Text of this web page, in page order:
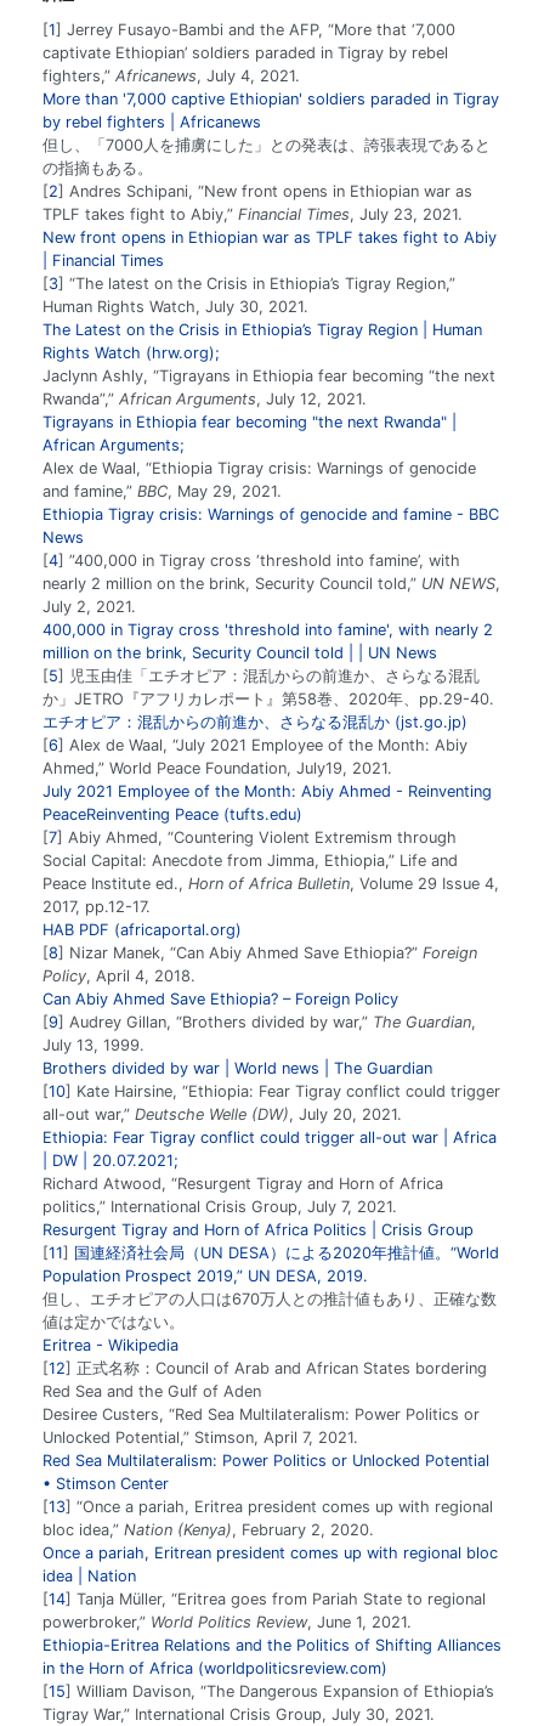
1
Jerrey Fusayo-Bambi and the AFP, “More that ‘7,000
captivate Ethiopian’ soldiers paraded in Tigray by rebel
fighters,” Africanews, July 4, 2021.
More than '7,000 captive Ethiopian' soldiers paraded in Tigray
by rebel fighters | Africanews
但し、「7000人を捕虜にした」との発表は、誇張表現であると
の指摘もある。
2
Andres Schipani, “New front opens in Ethiopian war as
TPLF takes fight to Abiy,” Financial Times, July 23, 2021.
New front opens in Ethiopian war as TPLF takes fight to Abiy
| Financial Times
3 “The latest on the Crisis in Ethiopia’s Tigray Region,”
Human Rights Watch, July 30, 2021.
The Latest on the Crisis in Ethiopia’s Tigray Region | Human
Rights Watch (hrw.org);
Jaclynn Ashly, “Tigrayans in Ethiopia fear becoming “the next
Rwanda”,” African Arguments, July 12, 2021.
Tigrayans in Ethiopia fear becoming "the next Rwanda" |
African Arguments;
Alex de Waal, “Ethiopia Tigray crisis: Warnings of genocide
and famine,” BBC, May 29, 2021.
Ethiopia Tigray crisis: Warnings of genocide and famine - BBC
News
4 ”400,000 in Tigray cross ‘threshold into famine’, with
nearly 2 million on the brink, Security Council told,” UN NEWS,
July 2, 2021.
400,000 in Tigray cross 'threshold into famine', with nearly 2
million on the brink, Security Council told | | UN News
5
児玉由佳「エチオピア：混乱からの前進か、さらなる混乱
か」JETRO『アフリカレポート』第58巻、2020年、pp.29-40.
エチオピア：混乱からの前進か、さらなる混乱か (jst.go.jp)
6
Alex de Waal, “July 2021 Employee of the Month: Abiy
Ahmed,” World Peace Foundation, July19, 2021.
July 2021 Employee of the Month: Abiy Ahmed - Reinventing
PeaceReinventing Peace (tufts.edu)
7 Abiy Ahmed, “Countering Violent Extremism through
Social Capital: Anecdote from Jimma, Ethiopia,” Life and
Peace Institute ed., Horn of Africa Bulletin, Volume 29 Issue 4,
2017, pp.12-17.
HAB PDF (africaportal.org)
8
Nizar Manek, “Can Abiy Ahmed Save Ethiopia?” Foreign
Policy, April 4, 2018.
Can Abiy Ahmed Save Ethiopia? – Foreign Policy
9 Audrey Gillan, “Brothers divided by war,” The Guardian,
July 13, 1999.
Brothers divided by war | World news | The Guardian
10
Kate Hairsine, “Ethiopia: Fear Tigray conflict could trigger
all-out war,” Deutsche Welle (DW), July 20, 2021.
Ethiopia: Fear Tigray conflict could trigger all-out war | Africa
| DW | 20.07.2021;
Richard Atwood, “Resurgent Tigray and Horn of Africa
politics,” International Crisis Group, July 7, 2021.
Resurgent Tigray and Horn of Africa Politics | Crisis Group
11
国連経済社会局（UN DESA）による2020年推計値。“World
Population Prospect 2019,” UN DESA, 2019.
但し、エチオピアの人口は670万人との推計値もあり、正確な数
値は定かではない。
Eritrea - Wikipedia
12
正式名称：Council of Arab and African States bordering
Red Sea and the Gulf of Aden
Desiree Custers, “Red Sea Multilateralism: Power Politics or
Unlocked Potential,” Stimson, April 7, 2021.
Red Sea Multilateralism: Power Politics or Unlocked Potential
• Stimson Center
13 “Once a pariah, Eritrea president comes up with regional
bloc idea,” Nation (Kenya), February 2, 2020.
Once a pariah, Eritrean president comes up with regional bloc
idea | Nation
14 Tanja Müller, “Eritrea goes from Pariah State to regional
powerbroker,” World Politics Review, June 1, 2021.
Ethiopia-Eritrea Relations and the Politics of Shifting Alliances
in the Horn of Africa (worldpoliticsreview.com)
15
William Davison, “The Dangerous Expansion of Ethiopia’s
Tigray War,” International Crisis Group, July 30, 2021.